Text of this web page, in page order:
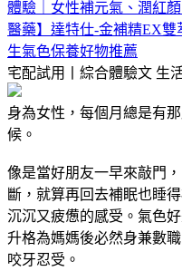
體驗｜女性補元氣、潤紅
醫藥】達特仕-金補精EX
生氣色保養好物推薦
宅配試用丨綜合體驗文 生
身為女性，每個月總是有
候。
像是當好朋友一早來敲門
斷，就算再回去補眠也睡
沉沉又疲憊的感受。氣色
升格為媽媽後必然身兼數
咬牙忍受。